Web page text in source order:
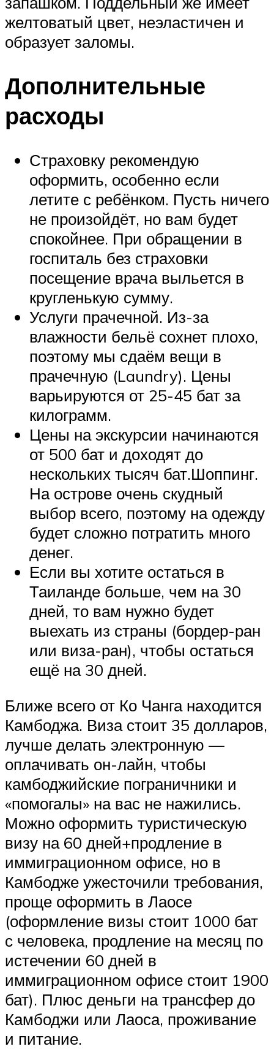
желтоватый цвет, неэластичен и
образует заломы.
Дополнительные
расходы
Страховку рекомендую
оформить, особенно если
летите с ребёнком. Пусть ничего
не произойдёт, но вам будет
спокойнее. При обращении в
госпиталь без страховки
посещение врача выльется в
кругленькую сумму.
Услуги прачечной. Из-за
влажности бельё сохнет плохо,
поэтому мы сдаём вещи в
прачечную (Laundry). Цены
варьируются от 25-45 бат за
килограмм.
Цены на экскурсии начинаются
от 500 бат и доходят до
нескольких тысяч бат.Шоппинг.
На острове очень скудный
выбор всего, поэтому на одежду
будет сложно потратить много
денег.
Если вы хотите остаться в
Таиланде больше, чем на 30
дней, то вам нужно будет
выехать из страны (бордер-ран
или виза-ран), чтобы остаться
ещё на 30 дней.
Ближе всего от Ко Чанга находится
Камбоджа. Виза стоит 35 долларов,
лучше делать электронную —
оплачивать он-лайн, чтобы
камбоджийские пограничники и
«помогалы» на вас не нажились.
Можно оформить туристическую
визу на 60 дней+продление в
иммиграционном офисе, но в
Камбодже ужесточили требования,
проще оформить в Лаосе
(оформление визы стоит 1000 бат
с человека, продление на месяц по
истечении 60 дней в
иммиграционном офисе стоит 1900
бат). Плюс деньги на трансфер до
Камбоджи или Лаоса, проживание
и питание.